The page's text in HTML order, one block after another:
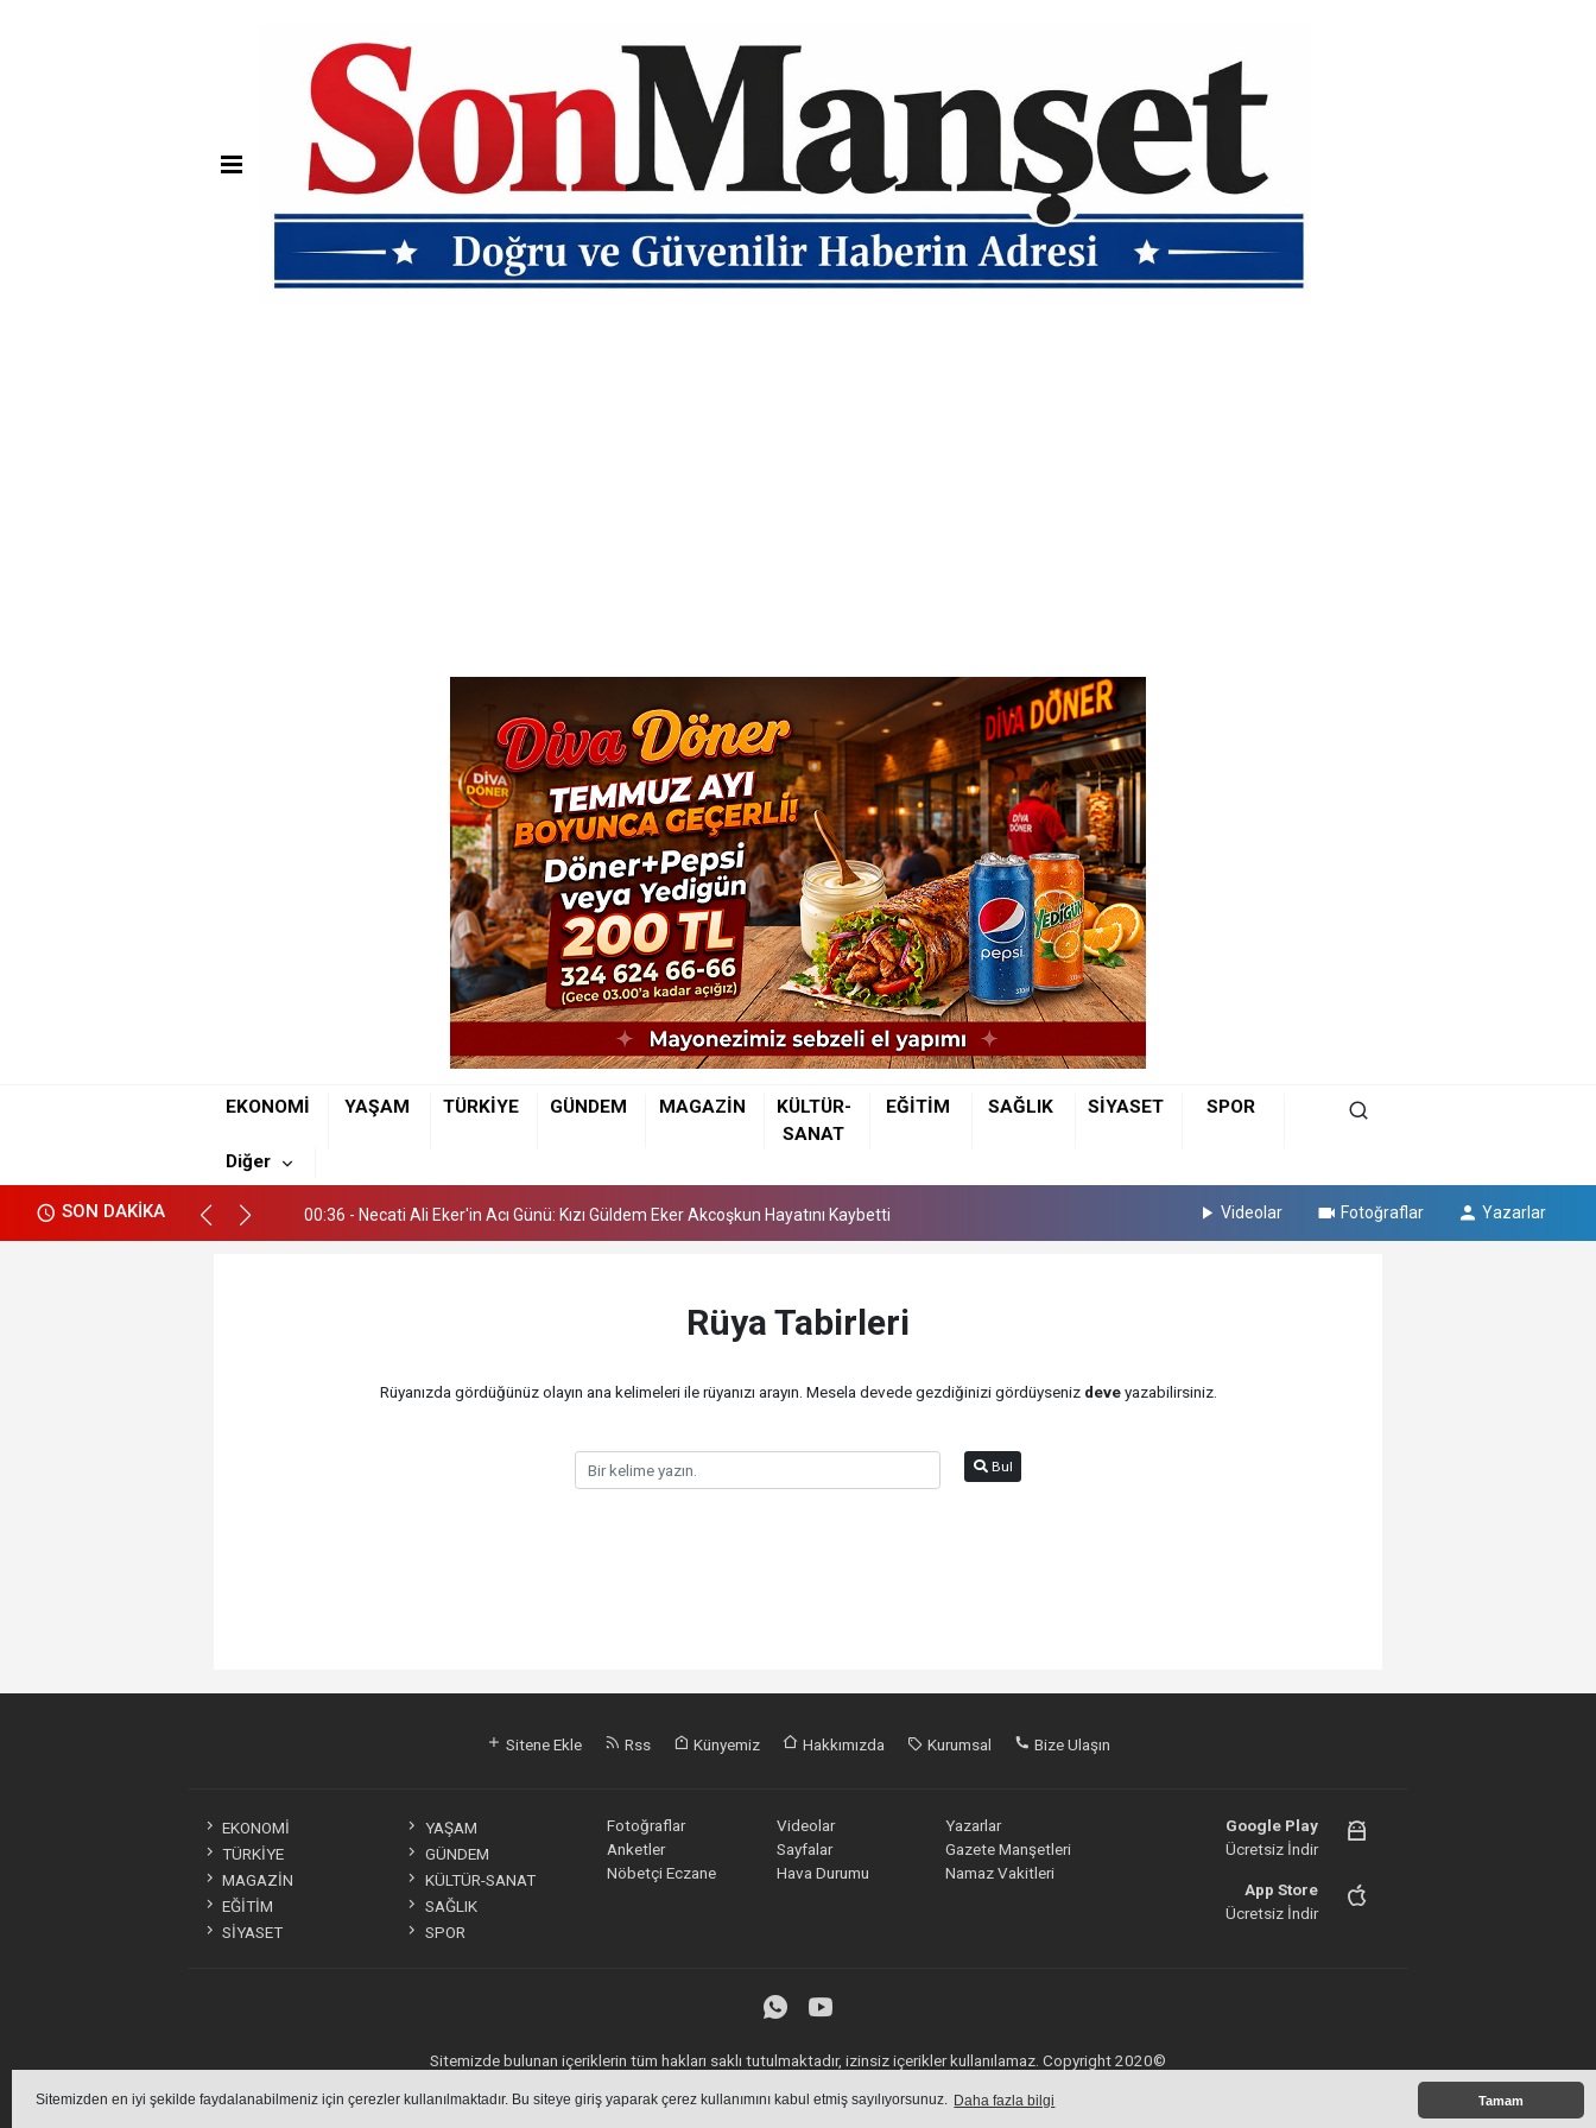
Sitemizden en iyi şekilde faydalanabilmeniz için çerezler kullanılmaktadır. Bu siteye giriş yaparak çerez kullanımını kabul etmiş sayılıyorsunuz. Daha fazla bilgi Tamam
EKONOMİ YAŞAM TÜRKİYE GÜNDEM MAGAZİN
KÜLTÜR-
SANAT
EĞİTİM SAĞLIK SİYASET SPOR
Diğer
SON DAKİKA
00:36 - Necati Ali Eker'in Acı Günü: Kızı Güldem Eker Akcoşkun Hayatını Kaybetti
22:13 - Güldem Eker Akcoşkun Gözyaşları Arasında Son Yolculuğuna Uğurlandı
00:36 - Necati Ali Eker'in Acı Günü: Kızı Güldem Eker Akcoşkun Hayatını Kaybetti Videolar Fotoğraflar Yazarlar
Rüya Tabirleri
Rüyanızda gördüğünüz olayın ana kelimeleri ile rüyanızı arayın. Mesela devede gezdiğinizi gördüyseniz deveyazabilirsiniz.
Bul
Sitene Ekle Rss Künyemiz Hakkımızda Kurumsal Bize Ulaşın
EKONOMİ
YAŞAM
TÜRKİYE
GÜNDEM
MAGAZİN
KÜLTÜR-SANAT
EĞİTİM
SAĞLIK
SİYASET
SPOR
Fotoğraflar Videolar
Yazarlar
Anketler
Sayfalar
Gazete Manşetleri
Nöbetçi Eczane
Hava Durumu Namaz Vakitleri
Google Play
Ücretsiz İndir
App Store
Ücretsiz İndir
Sitemizde bulunan içeriklerin tüm hakları saklı tutulmaktadır, izinsiz içerikler kullanılamaz. Copyright 2020©
Haber Yazılımı:Web Aksiyon